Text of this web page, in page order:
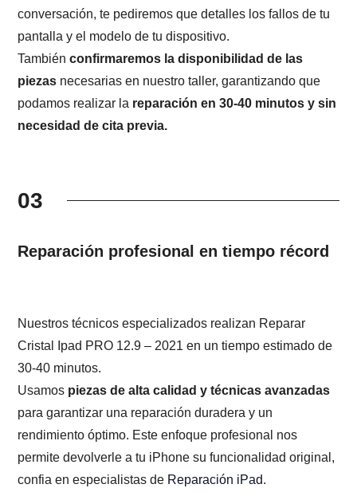
conversación, te pediremos que detalles los fallos de tu
pantalla y el modelo de tu dispositivo.
Tambiénconfirmaremos la disponibilidad de las
piezas necesarias en nuestro taller, garantizando que
podamos realizar la reparación en 30-40 minutos y sin
necesidad de cita previa.
03
Reparación profesional en tiempo récord
Nuestros técnicos especializados realizan Reparar
Cristal Ipad PRO 12.9 – 2021 en un tiempo estimado de
30-40 minutos.
Usamos piezas de alta calidad y técnicas avanzadas
para garantizar una reparación duradera y un
rendimiento óptimo. Este enfoque profesional nos
permite devolverle a tu iPhone su funcionalidad original,
confia en especialistas de Reparación iPad.